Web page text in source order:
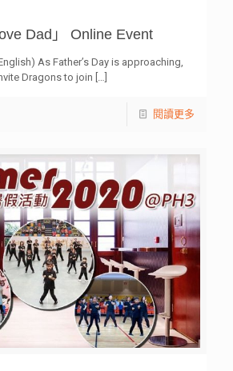
Dad」 Online Event
As Father’s Day is approaching,
Dragons to join […]
閱讀更多